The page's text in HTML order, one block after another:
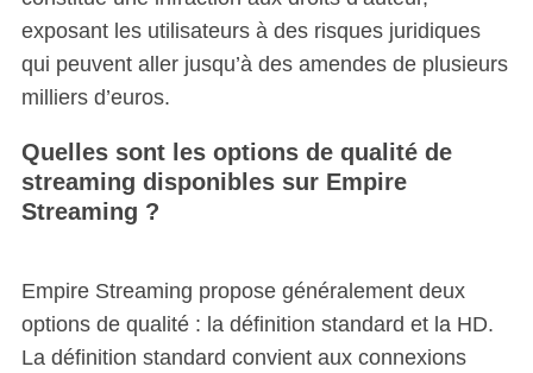
exposant les utilisateurs à des risques juridiques
qui peuvent aller jusqu’à des amendes de plusieurs
milliers d’euros.
Quelles sont les options de qualité de
streaming disponibles sur Empire
Streaming ?
Empire Streaming propose généralement deux
options de qualité : la définition standard et la HD.
La définition standard convient aux connexions